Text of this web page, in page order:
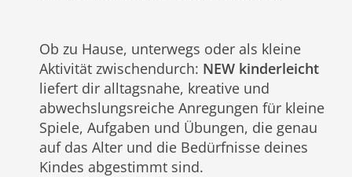
Ob zu Hause, unterwegs oder als kleine
Aktivität zwischendurch: NEW kinderleicht
liefert dir alltagsnahe, kreative und
abwechslungsreiche Anregungen für kleine
Spiele, Aufgaben und Übungen, die genau
auf das Alter und die Bedürfnisse deines
Kindes abgestimmt sind.